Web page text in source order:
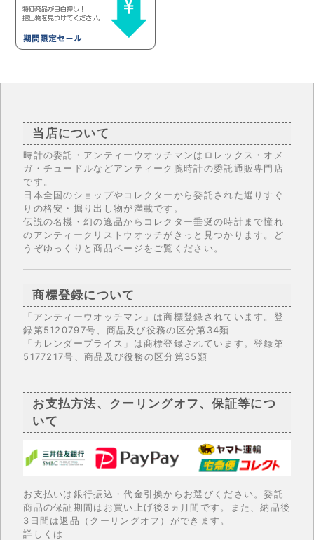
当店について
時計の委託・アンティーウオッチマンはロレックス・オメ
ガ・チュードルなどアンティーク腕時計の委託通販専門店
です。
日本全国のショップやコレクターから委託された選りすぐ
りの格安・掘り出し物が満載です。
伝説の名機・幻の逸品からコレクター垂涎の時計まで憧れ
のアンティークリストウオッチがきっと見つかります。ど
うぞゆっくりと商品ページをご覧ください。
商標登録について
「アンティーウオッチマン」は商標登録されています。登
録第5120797号、商品及び役務の区分第34類
「カレンダープライス」は商標登録されています。登録第
5177217号、商品及び役務の区分第35類
お支払方法、クーリングオフ、保証等につ
いて
お支払いは銀行振込・代金引換からお選びください。委託
商品の保証期間はお買い上げ後3ヵ月間です。また、納品後
3日間は返品（クーリングオフ）ができます。
詳しくは